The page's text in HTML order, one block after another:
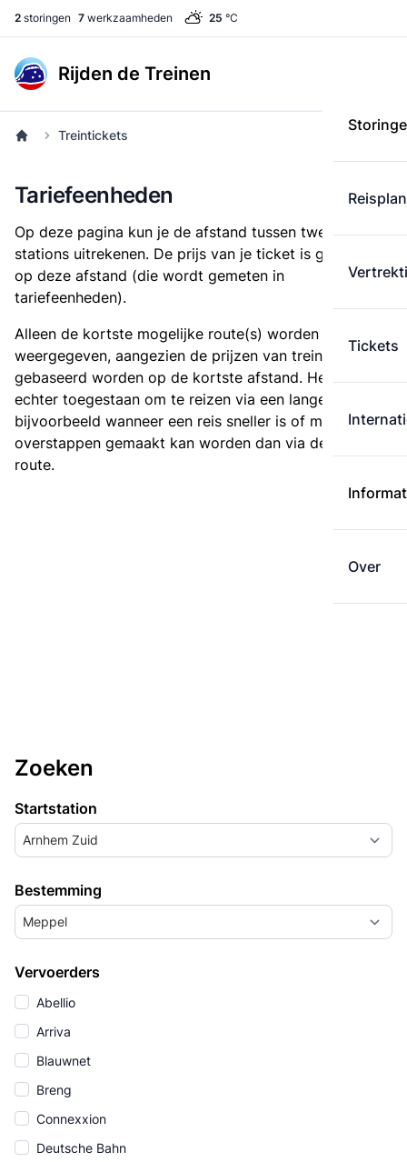
2 storingen 7 werkzaamheden 25 °C
Rijden de Treinen
Tickets
Over
Treintickets
Tariefeenheden
Op deze pagina kun je de afstand tussen twee
stations uitrekenen. De prijs van je ticket is gebaseerd
op deze afstand (die wordt gemeten in
tariefeenheden).
Alleen de kortste mogelijke route(s) worden
weergegeven, aangezien de prijzen van treintickets
gebaseerd worden op de kortste afstand. Het is
echter toegestaan om te reizen via een langere route,
bijvoorbeeld wanneer een reis sneller is of met minder
overstappen gemaakt kan worden dan via de kortste
route.
Zoeken
Startstation
Arnhem Zuid
Bestemming
Meppel
Vervoerders
Abellio
Arriva
Blauwnet
Breng
Connexxion
Deutsche Bahn